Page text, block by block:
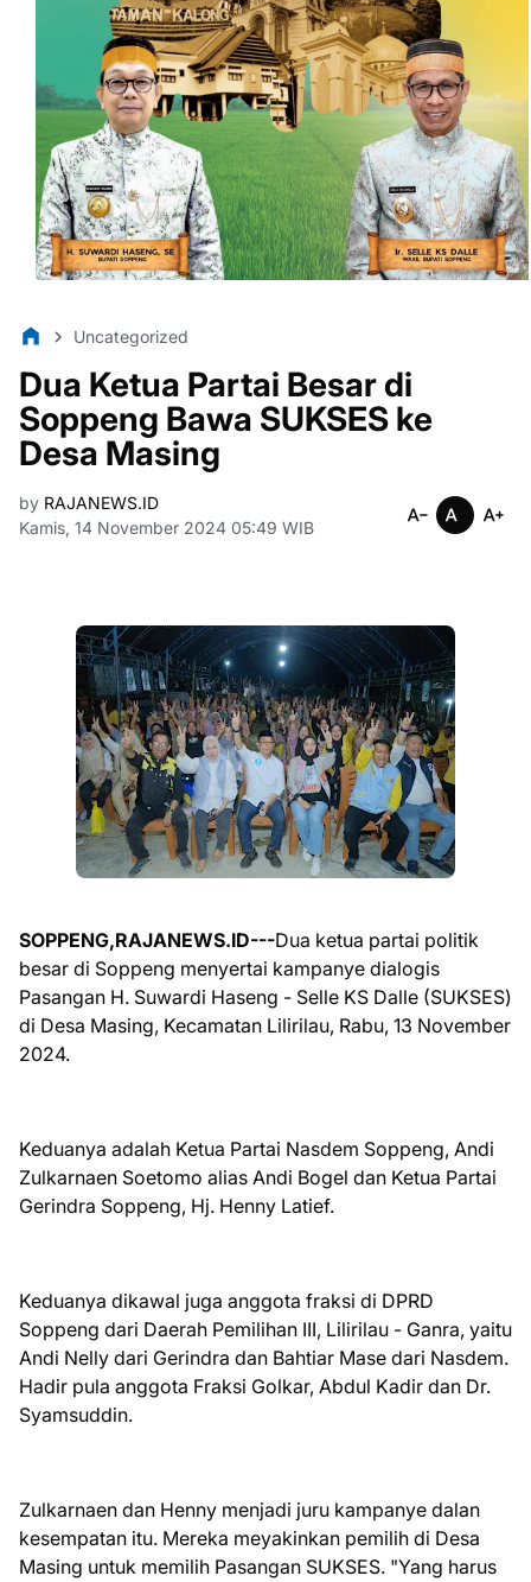
Uncategorized
Dua Ketua Partai Besar di
Soppeng Bawa SUKSES ke
Desa Masing
by RAJANEWS.ID
Kamis, 14 November 2024 05:49 WIB
SOPPENG,RAJANEWS.ID---Dua ketua partai politik
besar di Soppeng menyertai kampanye dialogis
Pasangan H. Suwardi Haseng - Selle KS Dalle (SUKSES)
di Desa Masing, Kecamatan Lilirilau, Rabu, 13 November
2024.
Keduanya adalah Ketua Partai Nasdem Soppeng, Andi
Zulkarnaen Soetomo alias Andi Bogel dan Ketua Partai
Gerindra Soppeng, Hj. Henny Latief.
Keduanya dikawal juga anggota fraksi di DPRD
Soppeng dari Daerah Pemilihan III, Lilirilau - Ganra, yaitu
Andi Nelly dari Gerindra dan Bahtiar Mase dari Nasdem.
Hadir pula anggota Fraksi Golkar, Abdul Kadir dan Dr.
Syamsuddin.
Zulkarnaen dan Henny menjadi juru kampanye dalan
kesempatan itu. Mereka meyakinkan pemilih di Desa
Masing untuk memilih Pasangan SUKSES. "Yang harus